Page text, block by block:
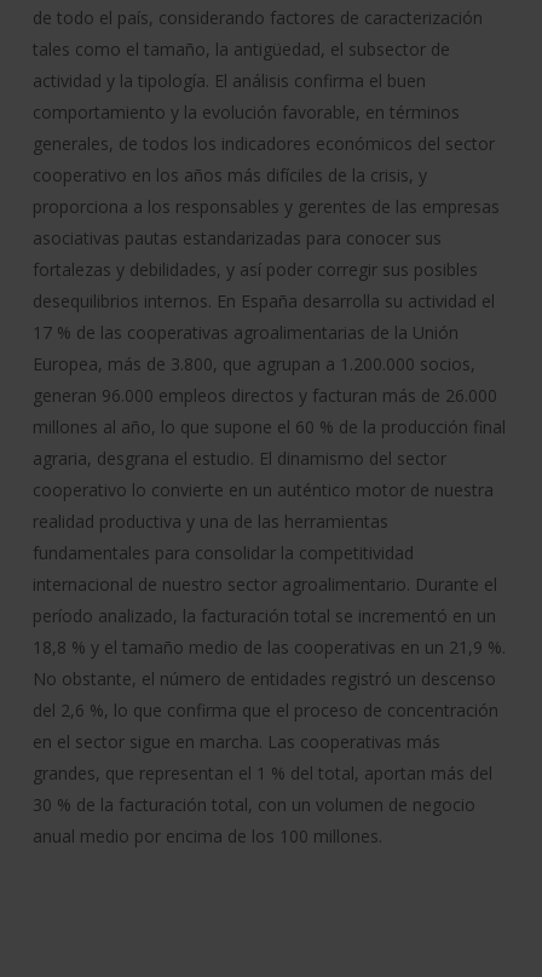
de todo el país, considerando factores de caracterización
tales como el tamaño, la antigüedad, el subsector de
actividad y la tipología. El análisis confirma el buen
comportamiento y la evolución favorable, en términos
generales, de todos los indicadores económicos del sector
cooperativo en los años más difíciles de la crisis, y
proporciona a los responsables y gerentes de las empresas
asociativas pautas estandarizadas para conocer sus
fortalezas y debilidades, y así poder corregir sus posibles
desequilibrios internos. En España desarrolla su actividad el
17 % de las cooperativas agroalimentarias de la Unión
Europea, más de 3.800, que agrupan a 1.200.000 socios,
generan 96.000 empleos directos y facturan más de 26.000
millones al año, lo que supone el 60 % de la producción final
agraria, desgrana el estudio. El dinamismo del sector
cooperativo lo convierte en un auténtico motor de nuestra
realidad productiva y una de las herramientas
fundamentales para consolidar la competitividad
internacional de nuestro sector agroalimentario. Durante el
período analizado, la facturación total se incrementó en un
18,8 % y el tamaño medio de las cooperativas en un 21,9 %.
No obstante, el número de entidades registró un descenso
del 2,6 %, lo que confirma que el proceso de concentración
en el sector sigue en marcha. Las cooperativas más
grandes, que representan el 1 % del total, aportan más del
30 % de la facturación total, con un volumen de negocio
anual medio por encima de los 100 millones.